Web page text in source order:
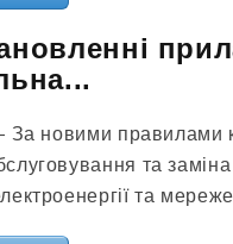
новими правилами
та заміна
та